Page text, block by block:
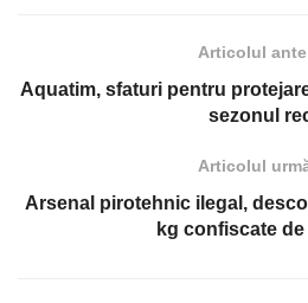
Articolul
Aquatim, sfaturi pentru
sezonul
Articolul
Arsenal pirotehnic ilegal,
kg confiscate